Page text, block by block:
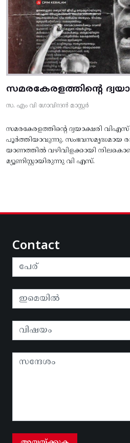
സമരകേരളത്തിൻ്റെ
സ. എം വി ഗോവിന്ദൻ മാസ്റ്റർ
സമരകേരളത്തിൻ്റെ ദ്വയാക്ഷരി
പൂർത്തിയാവുന്നു. സംഭവസമൃദ്ധമായ
യാണത്തിൽ വഴിവിളക്കായി
മ്യൂണിസ്റ്റായിരുന്നു വി എസ്.
Contact